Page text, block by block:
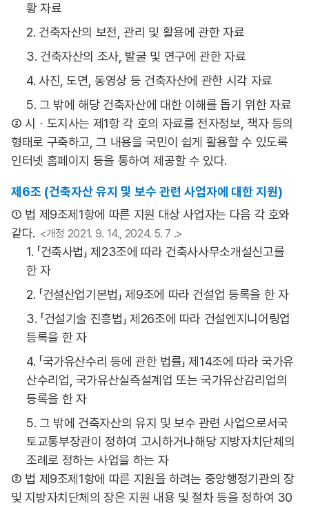
황 자료
2. 건축자산의 보전, 관리 및 활용에 관한 자료
3. 건축자산의 조사, 발굴 및 연구에 관한 자료
4. 사진, 도면, 동영상 등 건축자산에 관한 시각 자료
5. 그 밖에 해당 건축자산에 대한 이해를 돕기 위한 자료
② 시ㆍ도지사는 제1항 각 호의 자료를 전자정보, 책자 등의
형태로 구축하고, 그 내용을 국민이 쉽게 활용할 수 있도록
인터넷 홈페이지 등을 통하여 제공할 수 있다.
제6조 (건축자산 유지 및 보수 관련 사업자에 대한 지원)
① 법 제9조제1항에 따른 지원 대상 사업자는 다음 각 호와
같다. <개정 2021. 9. 14., 2024. 5. 7 .>
1. 「건축사법」 제23조에 따라 건축사사무소개설신고를
한 자
2. 「건설산업기본법」 제9조에 따라 건설업 등록을 한 자
3. 「건설기술 진흥법」 제26조에 따라 건설엔지니어링업
등록을 한 자
4. 「국가유산수리 등에 관한 법률」 제14조에 따라 국가유
산수리업, 국가유산실측설계업 또는 국가유산감리업의
등록을 한 자
5. 그 밖에 건축자산의 유지 및 보수 관련 사업으로서국
토교통부장관이 정하여 고시하거나해당 지방자치단체의
조례로 정하는 사업을 하는 자
② 법 제9조제1항에 따른 지원을 하려는 중앙행정기관의 장
및 지방자치단체의 장은 지원 내용 및 절차 등을 정하여 30